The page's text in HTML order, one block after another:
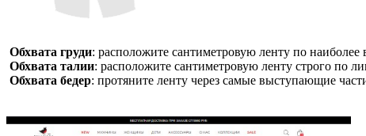
Обхвата груди: расположите сантиметровую ленту по
Обхвата талии: расположите сантиметровую ленту строго по
Обхвата бедер: протяните ленту через самые выступающие